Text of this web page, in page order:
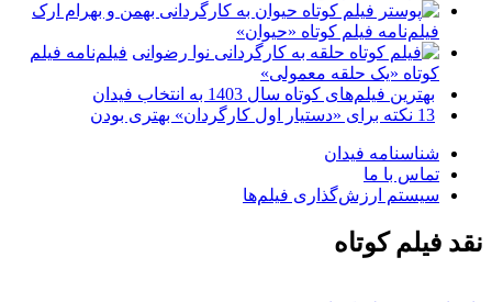
فیلم‌نامه فیلم کوتاه «حیوان»
فیلم‌نامه فیلم
کوتاه «یک حلقه معمولی»
بهترین فیلم‌های کوتاه سال 1403 به انتخاب فیدان
13 نکته برای «دستیار اول کارگردان» بهتری بودن
شناسنامه فیدان
تماس با ما
سیستم ارزش‌گذاری فیلم‌ها
نقد فیلم کوتاه